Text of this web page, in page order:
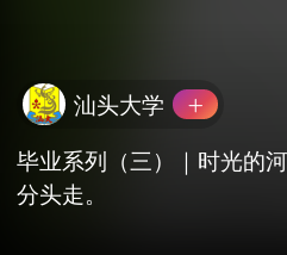
汕头大学
毕业系列（三）｜时光的
分头走。